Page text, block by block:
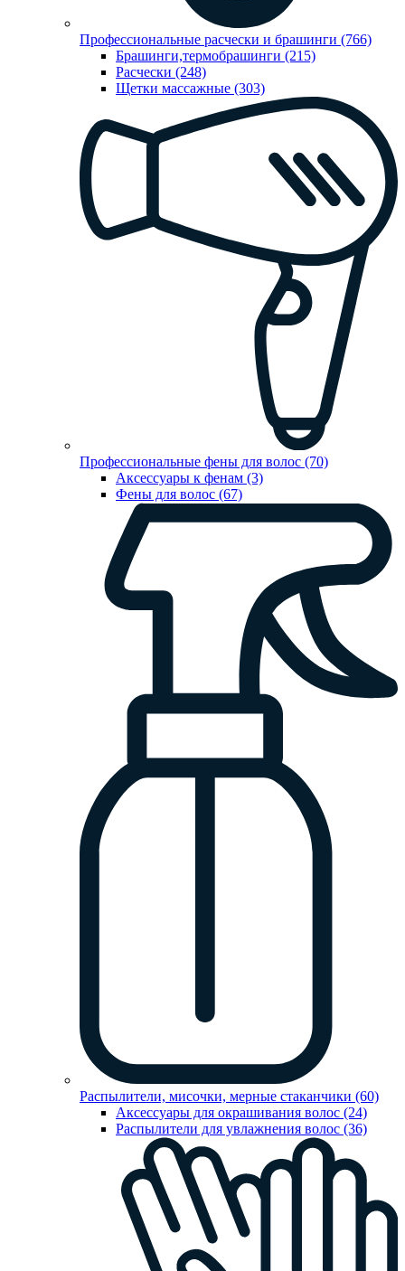
Профессиональные расчески и брашинги (766)
Брашинги,термобрашинги (215)
Расчески (248)
Щетки массажные (303)
Профессиональные фены для волос (70)
Аксессуары к фенам (3)
Фены для волос (67)
Распылители, мисочки, мерные стаканчики (60)
Аксессуары для окрашивания волос (24)
Распылители для увлажнения волос (36)